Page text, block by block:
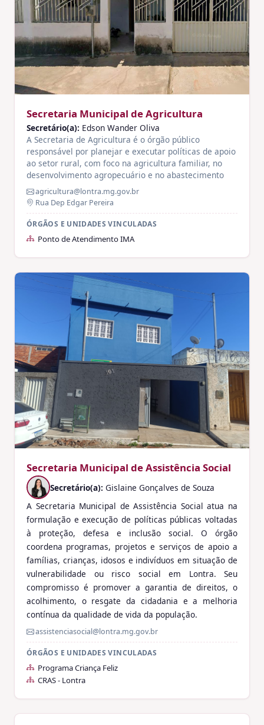
Secretaria Municipal de Agricultura
Secretário(a): Edson Wander Oliva
A Secretaria de Agricultura é o órgão público
responsável por planejar e executar políticas de apoio
ao setor rural, com foco na agricultura familiar, no
desenvolvimento agropecuário e no abastecimento
agricultura@lontra.mg.gov.br
Rua Dep Edgar Pereira
ÓRGÃOS E UNIDADES VINCULADAS
Ponto de Atendimento IMA
Secretaria Municipal de Assistência Social
Secretário(a): Gislaine Gonçalves de Souza
A Secretaria Municipal de Assistência Social atua na
formulação e execução de políticas públicas voltadas
à proteção, defesa e inclusão social. O órgão
coordena programas, projetos e serviços de apoio a
famílias, crianças, idosos e indivíduos em situação de
vulnerabilidade ou risco social em Lontra. Seu
compromisso é promover a garantia de direitos, o
acolhimento, o resgate da cidadania e a melhoria
contínua da qualidade de vida da população.
assistenciasocial@lontra.mg.gov.br
ÓRGÃOS E UNIDADES VINCULADAS
Programa Criança Feliz
CRAS - Lontra